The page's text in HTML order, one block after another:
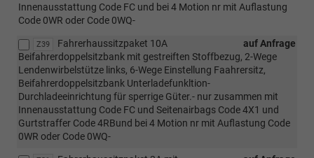
Innenausstattung Code FC und bei 4 Motion nr mit Auflastung
Code 0WR oder Code 0WQ-
Z39 auf Anfrage
Fahrerhaussitzpaket 10A
Beifahrerdoppelsitzbank mit gestreiften Stoffbezug, 2-Wege
Lendenwirbelstütze links, 6-Wege Einstellung Faahrersitz,
Beifahrerdoppelsitzbank Unterladefunkltion-
Durchladeeinrichtung für sperrige Güter.- nur zusammen mit
Innenausstattung Code FC und Seitenairbags Code 4X1 und
Gurtstraffer Code 4RBund bei 4 Motion nr mit Auflastung Code
0WR oder Code 0WQ-